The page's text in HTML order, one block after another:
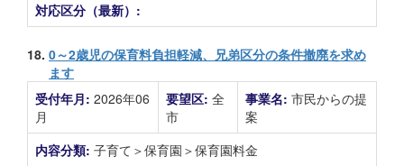
対応区分（最新）:
18. 0～2歳児の保育料負担軽減、兄弟区分の条件撤廃を求め
ます
受付年月: 2026年06
月
要望区: 全
市
事業名: 市民からの提
案
内容分類: 子育て＞保育園＞保育園料金